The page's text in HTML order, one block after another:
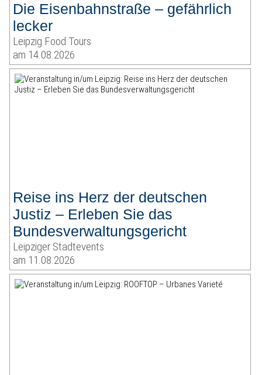
Die Eisenbahnstraße – gefährlich
lecker
Leipzig Food Tours
am 14.08.2026
Reise ins Herz der deutschen
Justiz – Erleben Sie das
Bundesverwaltungsgericht
Leipziger Stadtevents
am 11.08.2026